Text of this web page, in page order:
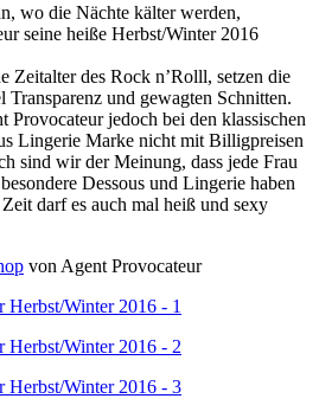
wo die Nächte kälter werden,
seine heiße Herbst/Winter 2016
Zeitalter des Rock n’Rolll, setzen die
und gewagten Schnitten.
Provocateur jedoch bei den klassischen
Lingerie Marke nicht mit Billigpreisen
sind wir der Meinung, dass jede Frau
Dessous und Lingerie haben
darf es auch mal heiß und sexy
von Agent Provocateur